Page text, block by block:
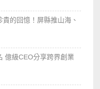
的回憶！屏縣推山海、
億級CEO分享跨界創業